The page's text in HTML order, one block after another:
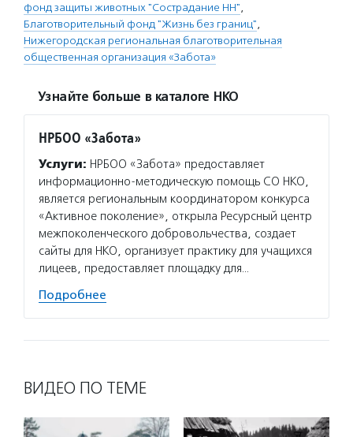
фонд защиты животных "Сострадание НН",
Благотворительный фонд "Жизнь без границ",
Нижегородская региональная благотворительная
общественная организация «Забота»
Узнайте больше в каталоге НКО
НРБОО «Забота»
Услуги: НРБОО «Забота» предоставляет
информационно-методическую помощь СО НКО,
является региональным координатором конкурса
«Активное поколение», открыла Ресурсный центр
межпоколенческого добровольчества, создает
сайты для НКО, организует практику для учащихся
лицеев, предоставляет площадку для…
Подробнее
ВИДЕО ПО ТЕМЕ